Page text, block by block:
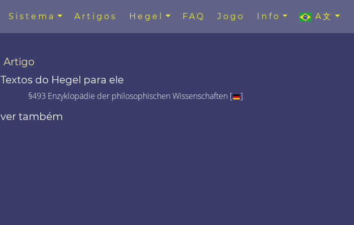
Sistema Artigos Hegel FAQ Jogo Info A文
Artigo
Textos do Hegel para ele
§493 Enzyklopädie der philosophischen Wissenschaften [ ]
ver também